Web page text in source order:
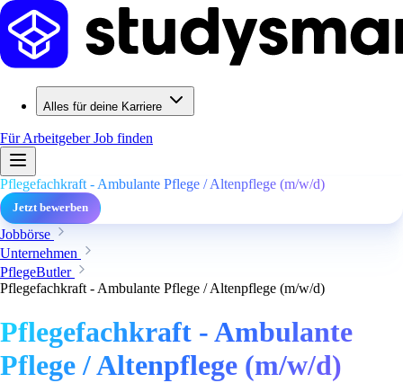
Alles für deine Karriere
Für ArbeitgeberJob finden
Pflegefachkraft - Ambulante Pflege / Altenpflege (m/w/d)
Jetzt bewerben
Jobbörse
Unternehmen
PflegeButler
Pflegefachkraft - Ambulante Pflege / Altenpflege (m/w/d)
Pflegefachkraft - Ambulante
Pflege / Altenpflege (m/w/d)